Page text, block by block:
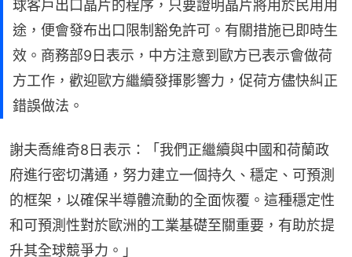
球客戶出口晶片的程序，只要證明晶片將用於民用用
途，便會發布出口限制豁免許可。有關措施已即時生
效。商務部9日表示，中方注意到歐方已表示會做荷
方工作，歡迎歐方繼續發揮影響力，促荷方儘快糾正
錯誤做法。
謝夫喬維奇8日表示：「我們正繼續與中國和荷蘭政
府進行密切溝通，努力建立一個持久、穩定、可預測
的框架，以確保半導體流動的全面恢覆。這種穩定性
和可預測性對於歐洲的工業基礎至關重要，有助於提
升其全球競爭力。」